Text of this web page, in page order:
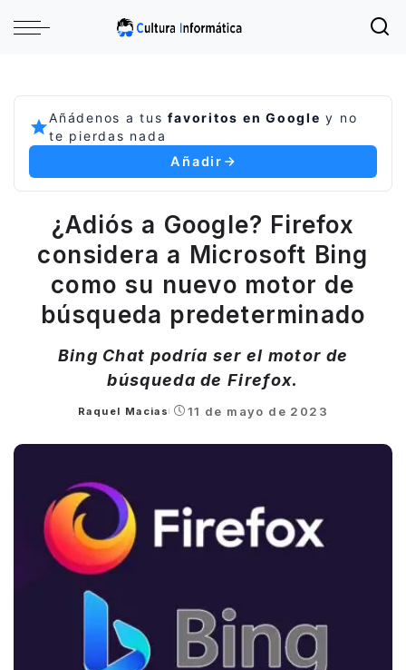
Añádenos a tusfavoritos en Google y no
te pierdas nada
Añadir
¿Adiós a Google? Firefox
considera a Microsoft Bing
como su nuevo motor de
búsqueda predeterminado
Bing Chat podría ser el motor de
búsqueda de Firefox.
Posted
Raquel Macias 11 de mayo de 2023